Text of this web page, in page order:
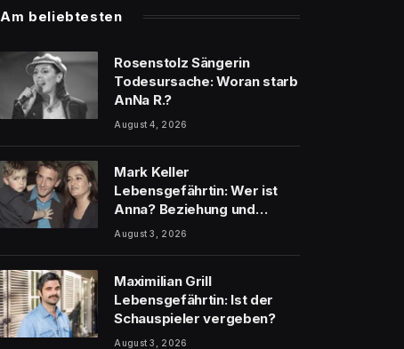
Am beliebtesten
Rosenstolz Sängerin
Todesursache: Woran starb
AnNa R.?
August 4, 2026
Mark Keller
Lebensgefährtin: Wer ist
Anna? Beziehung und
Scheidung
August 3, 2026
Maximilian Grill
Lebensgefährtin: Ist der
Schauspieler vergeben?
August 3, 2026